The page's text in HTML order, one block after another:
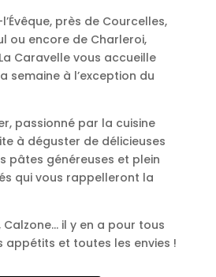
près de Courcelles,
ou encore de Charleroi,
Caravelle vous accueille
semaine à l’exception du
passionné par la cuisine
à déguster de délicieuses
pâtes généreuses et plein
qui vous rappelleront la
Calzone… il y en a pour tous
appétits et toutes les envies !